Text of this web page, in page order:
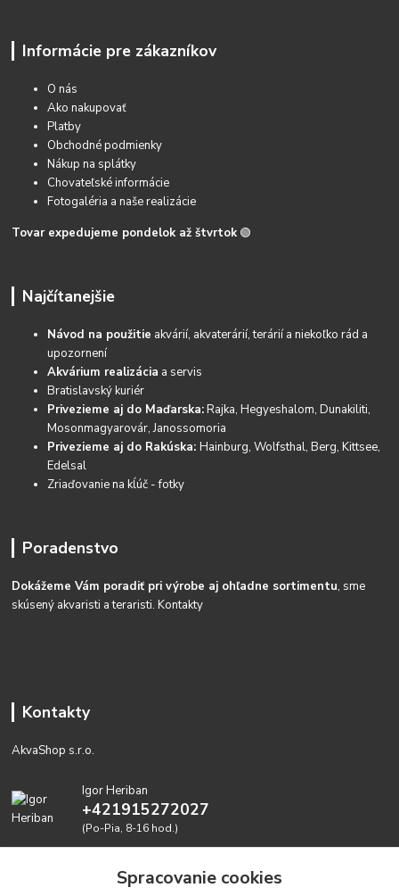
Informácie pre zákazníkov
O nás
Ako nakupovať
Platby
Obchodné podmienky
Nákup na splátky
Chovateľské informácie
Fotogaléria a naše realizácie
Tovar expedujeme pondelok až štvrtok 🟢
Najčítanejšie
Návod na použitie akvárií, akvaterárií, terárií a niekoľko rád a
upozornení
Akvárium realizácia a servis
Bratislavský kuriér
Privezieme aj do Maďarska:Rajka, Hegyeshalom, Dunakiliti,
Mosonmagyarovár, Janossomoria
Privezieme aj do Rakúska:Hainburg, Wolfsthal, Berg, Kittsee,
Edelsal
Zriaďovanie na kĺúč - fotky
Poradenstvo
Dokážeme Vám poradiť pri výrobe aj ohľadne sortimentu, sme
skúsený akvaristi a teraristi.Kontakty
Kontakty
AkvaShop s.r.o.
Igor Heriban
+421915272027
(Po-Pia, 8-16 hod.)
Spracovanie cookies